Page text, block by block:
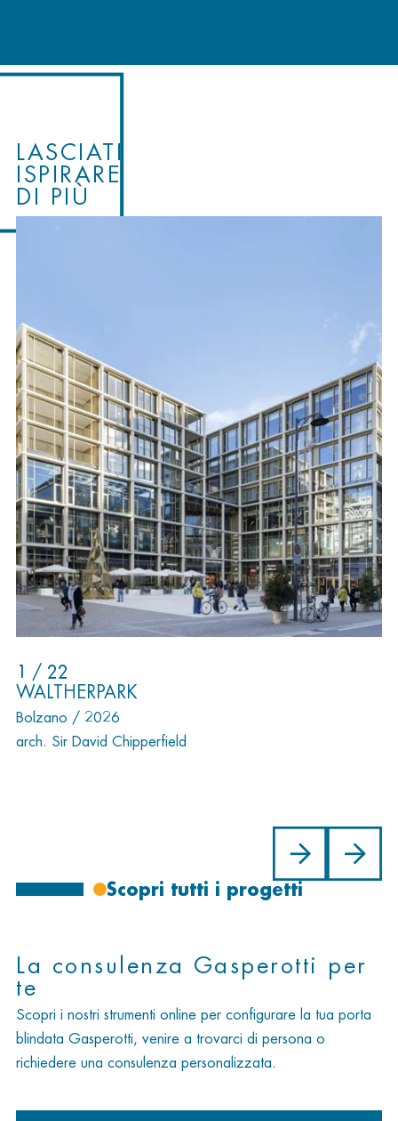
1 / 22
WALTHERPARK
Bolzano / 2026
arch. Sir David Chipperfield
LASCIATI
ISPIRARE
DI PIÙ
Scopri tutti i progetti
La consulenza Gasperotti per
te
Scopri i nostri strumenti online per configurare la tua porta
blindata Gasperotti, venire a trovarci di persona o
richiedere una consulenza personalizzata.